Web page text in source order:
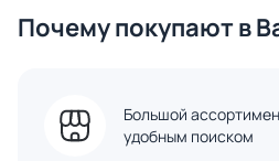
Почему покупают в
Большой
удобным поиском